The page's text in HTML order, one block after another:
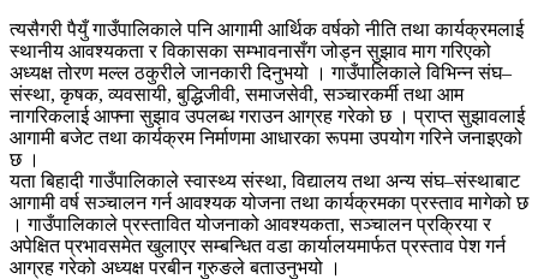
त्यसैगरी पैयुँ गाउँपालिकाले पनि आगामी आर्थिक वर्षको नीति तथा कार्यक्रमलाई
स्थानीय आवश्यकता र विकासका सम्भावनासँग जोड्न सुझाव माग गरिएको
अध्यक्ष तोरण मल्ल ठकुरीले जानकारी दिनुभयो । गाउँपालिकाले विभिन्न संघ–
संस्था, कृषक, व्यवसायी, बुद्धिजीवी, समाजसेवी, सञ्चारकर्मी तथा आम
नागरिकलाई आफ्ना सुझाव उपलब्ध गराउन आग्रह गरेको छ । प्राप्त सुझावलाई
आगामी बजेट तथा कार्यक्रम निर्माणमा आधारका रूपमा उपयोग गरिने जनाइएको
छ ।
यता बिहादी गाउँपालिकाले स्वास्थ्य संस्था, विद्यालय तथा अन्य संघ–संस्थाबाट
आगामी वर्ष सञ्चालन गर्न आवश्यक योजना तथा कार्यक्रमका प्रस्ताव मागेको छ
। गाउँपालिकाले प्रस्तावित योजनाको आवश्यकता, सञ्चालन प्रक्रिया र
अपेक्षित प्रभावसमेत खुलाएर सम्बन्धित वडा कार्यालयमार्फत प्रस्ताव पेश गर्न
आग्रह गरेको अध्यक्ष परबीन गुरुङले बताउनुभयो ।